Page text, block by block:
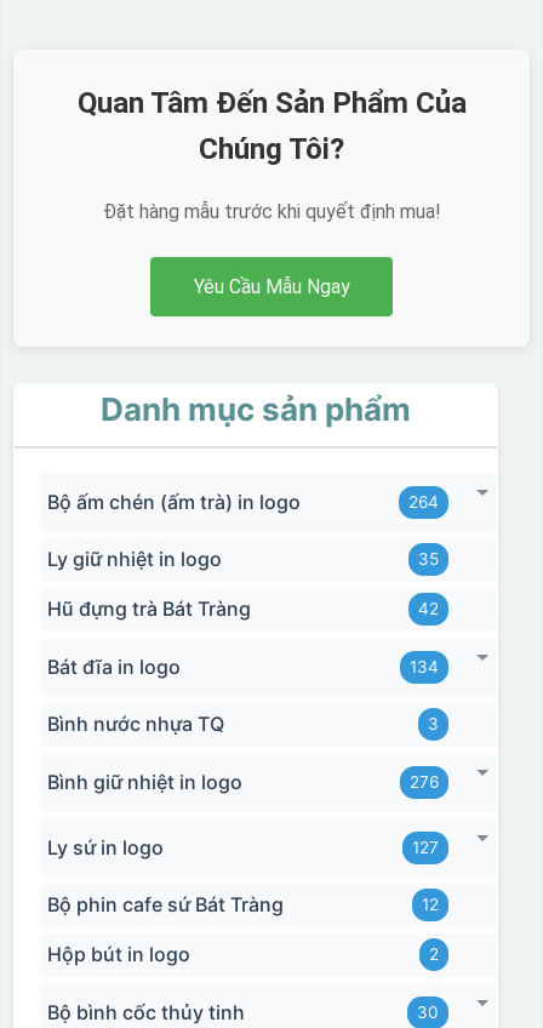
Decal được in xong, sẽ có 1 nền vàng phía dưới
Đây là giấy decal đã in xong, đang chờ khô để cắt dán
lên gốm sứ
Quan Tâm Đến Sản Phẩm Của
Chúng Tôi?
Đặt hàng mẫu trước khi quyết định mua!
Yêu Cầu Mẫu Ngay
Danh mục sản phẩm
Bộ ấm chén (ấm trà) in logo 264
Ly giữ nhiệt in logo 35
Hũ đựng trà Bát Tràng 42
Bát đĩa in logo 134
Bình nước nhựa TQ 3
Bình giữ nhiệt in logo 276
Ly sứ in logo 127
Bộ phin cafe sứ Bát Tràng 12
Hộp bút in logo 2
Bộ bình cốc thủy tinh 30